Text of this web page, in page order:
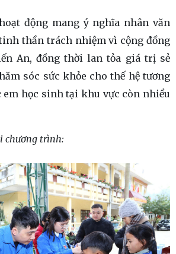
động mang ý nghĩa nhân văn
thần trách nhiệm vì cộng đồng
An, đồng thời lan tỏa giá trị sẻ
sóc sức khỏe cho thế hệ tương
em học sinh tại khu vực còn nhiều
chương trình: